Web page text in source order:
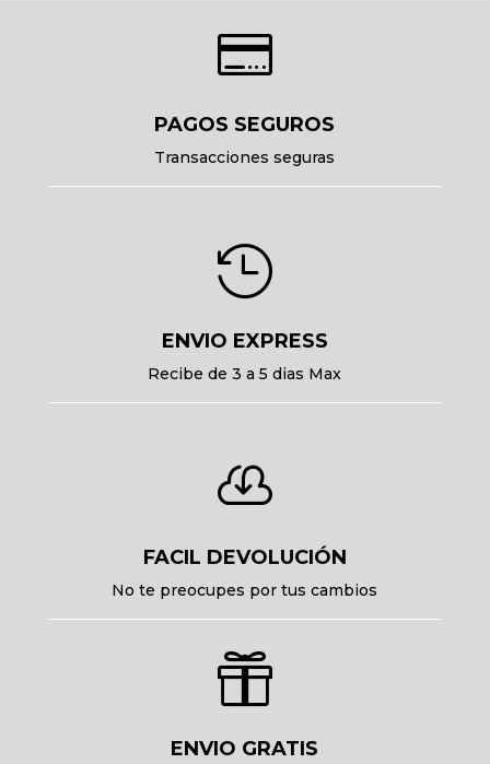

PAGOS SEGUROS
Transacciones seguras

ENVIO EXPRESS
Recibe de 3 a 5 dias Max

FACIL DEVOLUCIÓN
No te preocupes por tus cambios

ENVIO GRATIS